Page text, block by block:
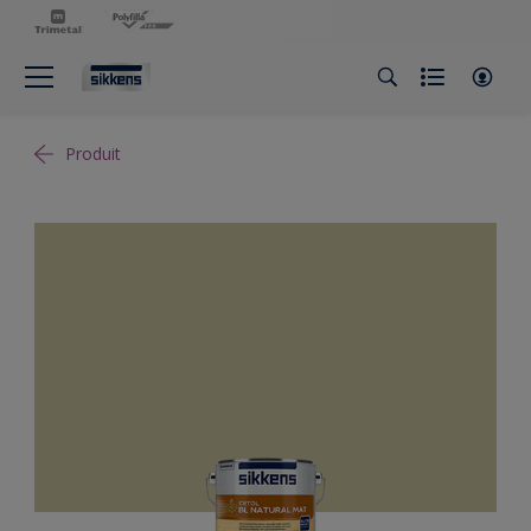
Produit